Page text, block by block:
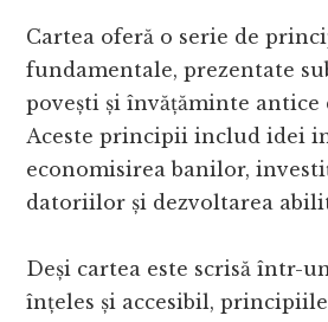
Cartea oferă o serie de
fundamentale, prezentate
povești și învățăminte antice
Aceste principii includ idei
economisirea banilor,
datoriilor și dezvoltarea
Deși cartea este scrisă într-
înțeles și accesibil,